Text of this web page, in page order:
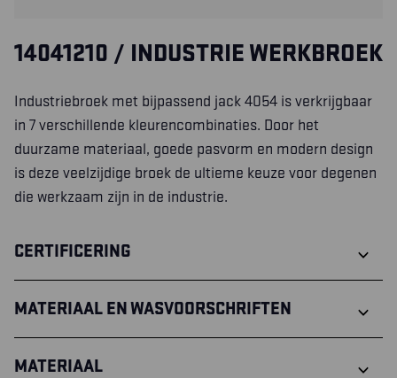
14041210 / INDUSTRIE WERKBROEK
Industriebroek met bijpassend jack 4054 is verkrijgbaar
in 7 verschillende kleurencombinaties. Door het
duurzame materiaal, goede pasvorm en modern design
is deze veelzijdige broek de ultieme keuze voor degenen
die werkzaam zijn in de industrie.
CERTIFICERING
MATERIAAL EN WASVOORSCHRIFTEN
MATERIAAL